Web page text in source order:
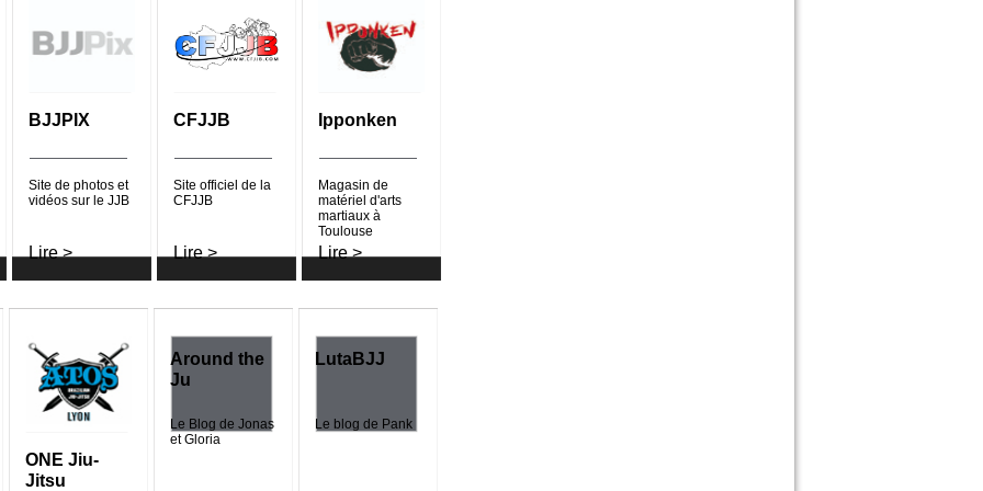
-
-
BJJPIX
Site de photos et
vidéos sur le JJB
Lire >
CFJJB
Site officiel de la
CFJJB
Lire >
Ipponken
Magasin de
matériel d'arts
martiaux à
Toulouse
Lire >
ONE Jiu-
Jitsu
Around the
Ju
Le Blog de Jonas
et Gloria
LutaBJJ
Le blog de Pank